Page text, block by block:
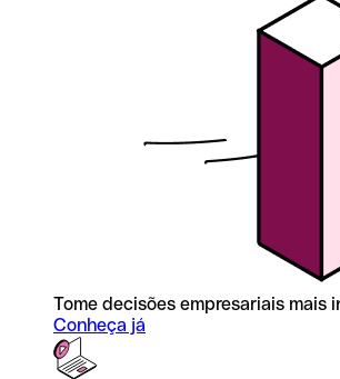
Tome decisões empresariais mais
Conheça já